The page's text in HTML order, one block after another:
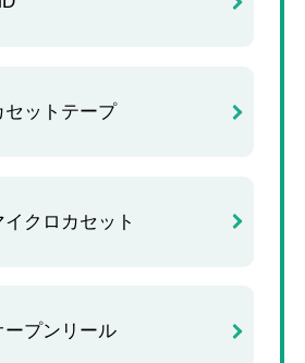
セットテープ
イクロカセット
ープンリール